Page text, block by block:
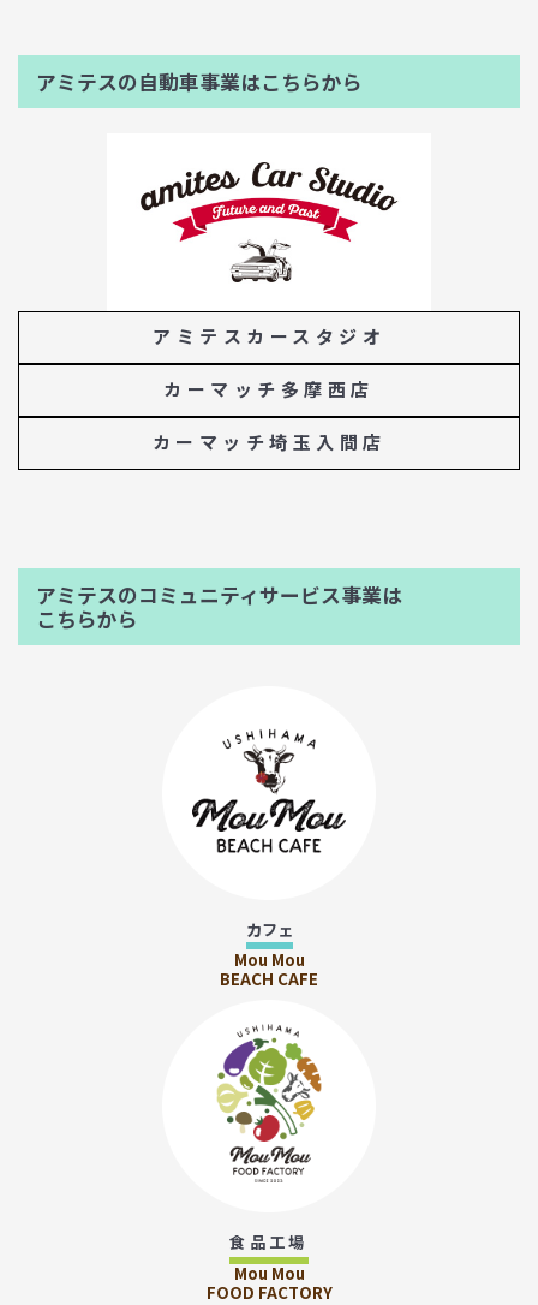
アミテスの自動車事業はこちらから
アミテスカースタジオ
カーマッチ多摩西店
カーマッチ埼玉入間店
アミテスのコミュニティサービス事業は
こちらから
カフェ
Mou Mou
BEACH CAFE
食品工場
Mou Mou
FOOD FACTORY